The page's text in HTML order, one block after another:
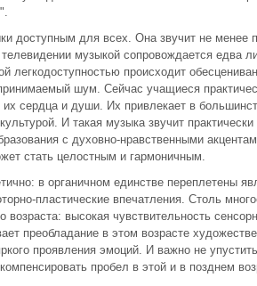
доступным для всех. Она звучит не менее
музыкой сопровождается едва
легкодоступностью происходит
шум. Сейчас учащиеся
их сердца и души. Их привлекает в
И такая музыка звучит
с духовно-нравственными
стать целостным и гармоничным.
в органичном единстве переплетены
пластические впечатления. Столь
возраста: высокая чувствительность
преобладание в этом возрасте
проявления эмоций. И важно не
пробел в этой и в позднем